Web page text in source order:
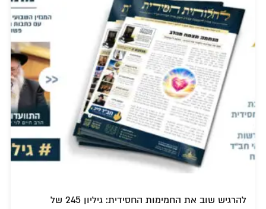
להרגיש שוב את החמימות החסידית: גיליון 245 של